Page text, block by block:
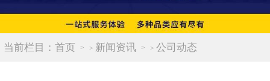
当前栏目： 首页 > 新闻资讯 > 公司动态